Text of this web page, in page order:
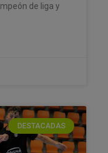
de liga y
DESTACADAS